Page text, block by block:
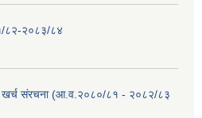
८२-२०८३/८४
खर्च संरचना (आ.व.२०८०/८१ - २०८२/८३